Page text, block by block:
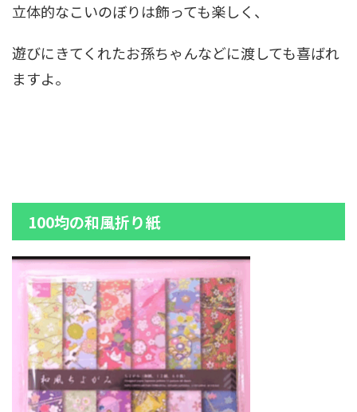
立体的なこいのぼりは飾っても楽しく、
遊びにきてくれたお孫ちゃんなどに渡しても喜ばれ
ますよ。
100均の和風折り紙